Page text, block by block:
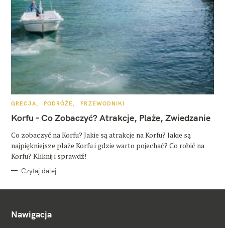
K
T
E
O
R
I
GRECJA PODRÓŻE PRZEWODNIKI
Korfu – Co Zobaczyć? Atrakcje, Plaże, Zwiedzanie
Co zobaczyć na Korfu? Jakie są atrakcje na Korfu? Jakie są
najpiękniejsze plaże Korfu i gdzie warto pojechać? Co robić na
Korfu? Kliknij i sprawdź!
Czytaj dalej
Nawigacja